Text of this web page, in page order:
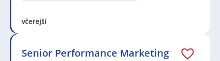
včerejší
Senior Performance Marketing